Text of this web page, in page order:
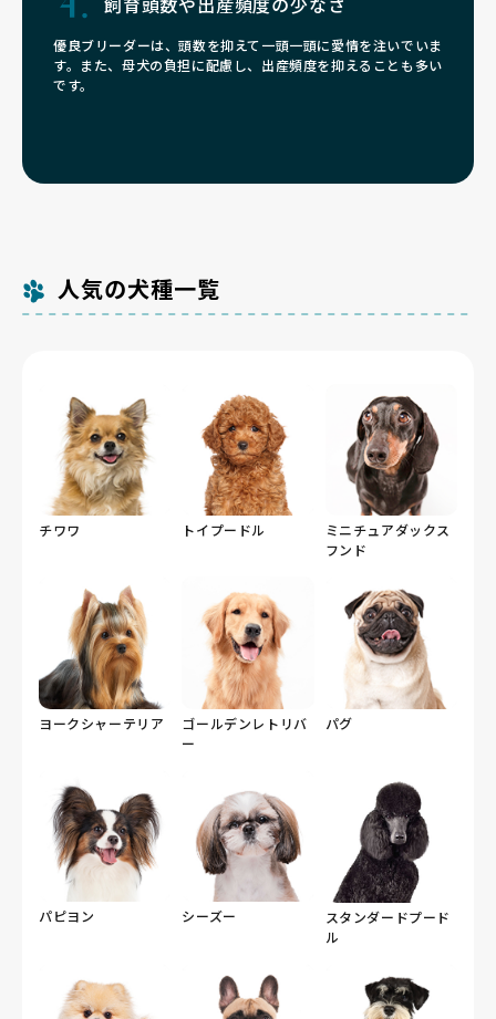
優良ブリーダーは、頭数を抑えて一頭一頭に愛情を注いでいま
す。また、母犬の負担に配慮し、出産頻度を抑えることも多い
です。
人気の犬種一覧
チワワ トイプードル
ミニチュアダックス
フンド
ヨークシャーテリア
ゴールデンレトリバ
ー
パグ
パピヨン シーズー
スタンダードプード
ル